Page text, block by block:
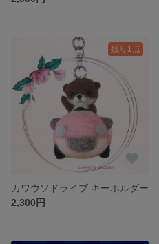
残り1点
カワウソドライブ キーホルダー
2,300円